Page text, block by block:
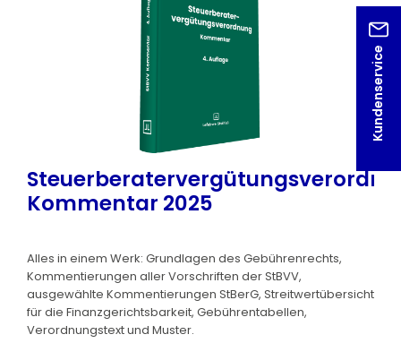
Kundenservice
Kommentar 2025
Alles in einem Werk: Grundlagen des Gebührenrechts,
Kommentierungen aller Vorschriften der StBVV,
ausgewählte Kommentierungen StBerG, Streitwertübersicht
für die Finanzgerichtsbarkeit, Gebührentabellen,
Verordnungstext und Muster.